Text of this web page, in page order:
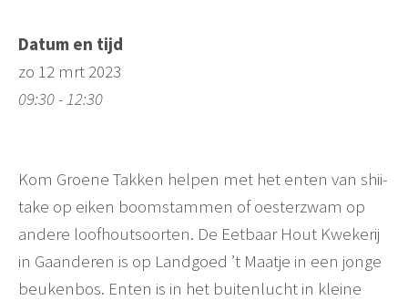
Datum en tijd
zo 12 mrt 2023
09:30 - 12:30
Kom Groene Takken helpen met het enten van shii-
take op eiken boomstammen of oesterzwam op
andere loofhoutsoorten. De Eetbaar Hout Kwekerij
in Gaanderen is op Landgoed ’t Maatje in een jonge
beukenbos. Enten is in het buitenlucht in kleine